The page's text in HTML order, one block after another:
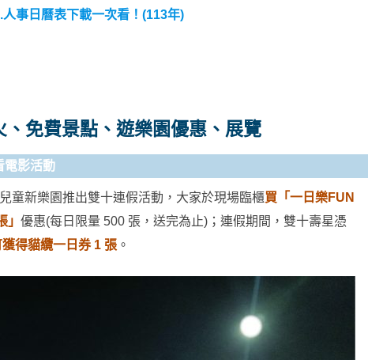
事日曆表下載一次看！(113年)
免費景點、遊樂園優惠、展覽
電影活動
童新樂園推出雙十連假活動，大家於現場臨櫃買「一日樂FUN
優惠(每日限量 500 張，送完為止)；連假期間，雙十壽星憑
得貓纜一日券 1 張 。